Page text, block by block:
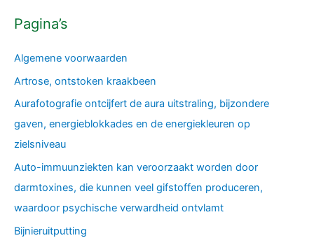
Pagina’s
Algemene voorwaarden
Artrose, ontstoken kraakbeen
Aurafotografie ontcijfert de aura uitstraling, bijzondere
gaven, energieblokkades en de energiekleuren op
zielsniveau
Auto-immuunziekten kan veroorzaakt worden door
darmtoxines, die kunnen veel gifstoffen produceren,
waardoor psychische verwardheid ontvlamt
Bijnieruitputting